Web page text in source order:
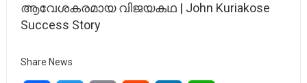
ആവേശകരമായ വിജയകഥ | John Kuriakose
Success Story
Share News